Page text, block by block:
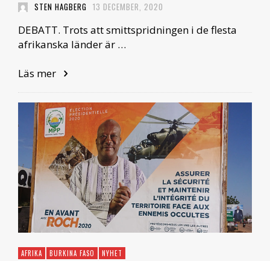
STEN HAGBERG 13 DECEMBER, 2020
DEBATT. Trots att smittspridningen i de flesta
afrikanska länder är …
Läs mer
AFRIKA BURKINA FASO NYHET